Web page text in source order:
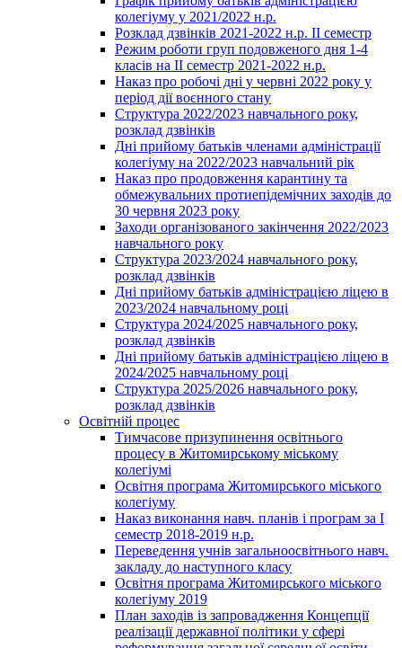
колегіуму у 2021/2022 н.р.
Розклад дзвінків 2021-2022 н.р. ІІ семестр
Режим роботи груп подовженого дня 1-4
класів на ІІ семестр 2021-2022 н.р.
Наказ про робочі дні у червні 2022 року у
період дії воєнного стану
Структура 2022/2023 навчального року,
розклад дзвінків
Дні прийому батьків членами адміністрації
колегіуму на 2022/2023 навчальний рік
Наказ про продовження карантину та
обмежувальних протиепідемічних заходів до
30 червня 2023 року
Заходи організованого закінчення 2022/2023
навчального року
Структура 2023/2024 навчального року,
розклад дзвінків
Дні прийому батьків адміністрацією ліцею в
2023/2024 навчальному році
Структура 2024/2025 навчального року,
розклад дзвінків
Дні прийому батьків адміністрацією ліцею в
2024/2025 навчальному році
Структура 2025/2026 навчального року,
розклад дзвінків
Освітній процес
Тимчасове призупинення освітнього
процесу в Житомирському міському
колегіумі
Освітня програма Житомирського міського
колегіуму
Наказ виконання навч. планів і програм за І
семестр 2018-2019 н.р.
Переведення учнів загальноосвітнього навч.
закладу до наступного класу
Освітня програма Житомирського міського
колегіуму 2019
План заходів із запровадження Концепції
реалізації державної політики у сфері